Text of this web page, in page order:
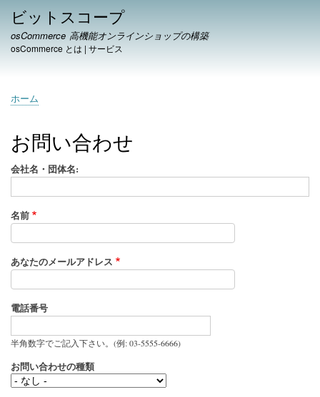
ン
ビットスコープ
osCommerce 高機能オンラインショップの構築
osCommerce とは | サービス
パ
く
ず
ホーム
お問い合わせ
会社名・団体名:
名前
あなたのメールアドレス
電話番号
半角数字でご記入下さい。(例: 03-5555-6666)
お問い合わせの種類